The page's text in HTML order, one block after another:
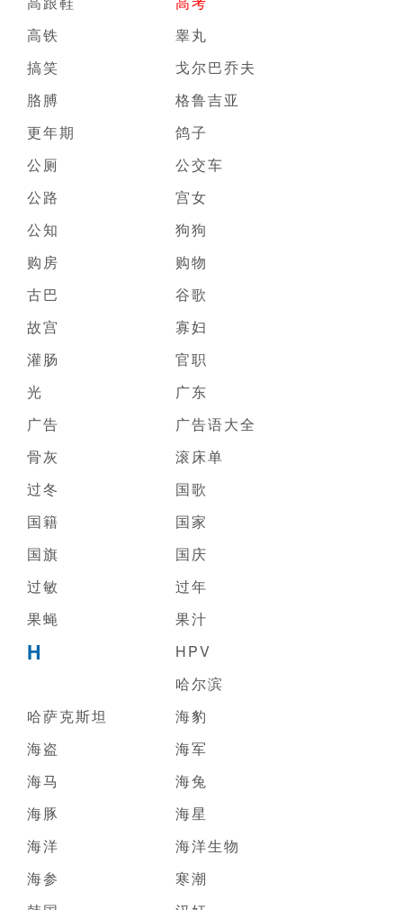
高铁
睾丸
搞笑
戈尔巴乔夫
胳膊
格鲁吉亚
更年期
鸽子
公厕
公交车
公路
宫女
公知
狗狗
购房
购物
古巴
谷歌
故宫
寡妇
灌肠
官职
光
广东
广告
广告语大全
骨灰
滚床单
过冬
国歌
国籍
国家
国旗
国庆
过敏
过年
果蝇
果汁
H
HPV
哈尔滨
哈萨克斯坦
海豹
海盗
海军
海马
海兔
海豚
海星
海洋
海洋生物
海参
寒潮